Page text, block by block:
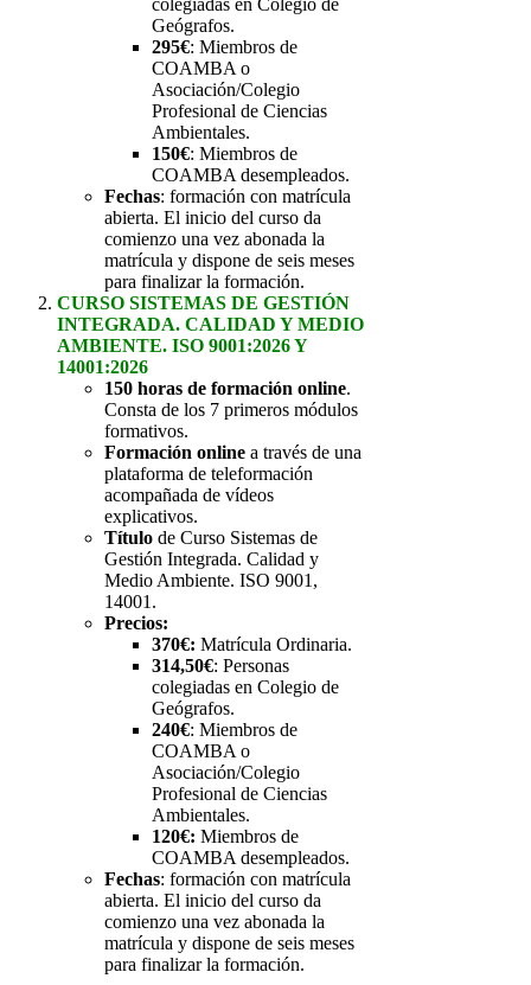
colegiadas en Colegio de
Geógrafos.
295€: Miembros de
COAMBA o
Asociación/Colegio
Profesional de Ciencias
Ambientales.
150€: Miembros de
COAMBA desempleados.
Fechas: formación con matrícula
abierta. El inicio del curso da
comienzo una vez abonada la
matrícula y dispone de seis meses
para finalizar la formación.
CURSO SISTEMAS DE GESTIÓN
INTEGRADA. CALIDAD Y MEDIO
AMBIENTE. ISO 9001:2026 Y
14001:2026
150 horas de formación online.
Consta de los 7 primeros módulos
formativos.
Formación online a través de una
plataforma de teleformación
acompañada de vídeos
explicativos.
Título de Curso Sistemas de
Gestión Integrada. Calidad y
Medio Ambiente. ISO 9001,
14001.
Precios:
370€: Matrícula Ordinaria.
314,50€: Personas
colegiadas en Colegio de
Geógrafos.
240€: Miembros de
COAMBA o
Asociación/Colegio
Profesional de Ciencias
Ambientales.
120€: Miembros de
COAMBA desempleados.
Fechas: formación con matrícula
abierta. El inicio del curso da
comienzo una vez abonada la
matrícula y dispone de seis meses
para finalizar la formación.